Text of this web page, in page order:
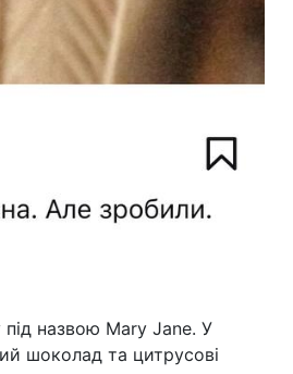
під назвою Mary Jane. У
шоколад та цитрусові